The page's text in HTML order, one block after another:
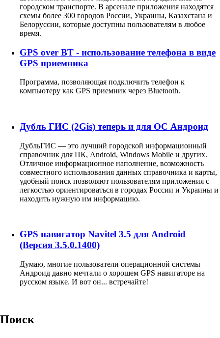
городском транспорте. В арсенале приложения находятся
схемы более 300 городов России, Украины, Казахстана и
Белоруссии, которые доступны пользователям в любое
время.
GPS over BT - использование телефона в виде
GPS приемника
Программа, позволяющая подключить телефон к
компьютеру как GPS приемник через Bluetooth.
Дубль ГИС (2Gis) теперь и для ОС Андроид
ДубльГИС — это лучший городской информационный
справочник для ПК, Android, Windows Mobile и других.
Отличное информационное наполнение, возможность
совместного использования данных справочника и карты,
удобный поиск позволяют пользователям приложения с
легкостью ориентироваться в городах России и Украины и
находить нужную им информацию.
GPS навигатор Navitel 3.5 для Android
(Версия 3.5.0.1400)
Думаю, многие пользователи операционной системы
Андроид давно мечтали о хорошем GPS навигаторе на
русском языке. И вот он... встречайте!
Поиск